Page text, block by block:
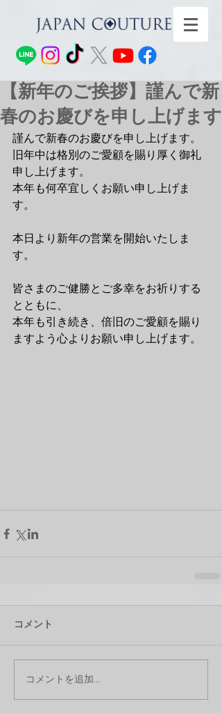
【新年のご挨拶】謹んで新
春のお慶びを申し上げます
謹んで新春のお慶びを申し上げます。
旧年中は格別のご愛顧を賜り厚く御礼
申し上げます。
本年も何卒宜しくお願い申し上げま
す。
本日より新年の営業を開始いたしま
す。
皆さまのご健勝とご多幸をお祈りする
とともに、
本年も引き続き、倍旧のご愛顧を賜り
ますよう心よりお願い申し上げます。
コメント
コメントを追加…